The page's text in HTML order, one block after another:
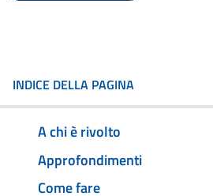
INDICE DELLA PAGINA
A chi è rivolto
Approfondimenti
Come fare